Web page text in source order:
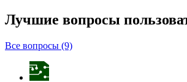
Лучшие вопросы
Все вопросы (9)